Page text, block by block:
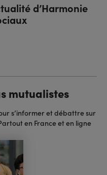
d’Harmonie
mutualistes
s’informer et débattre sur
en France et en ligne